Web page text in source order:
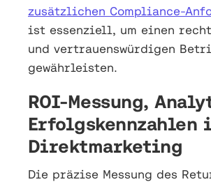
zusätzlichen Compliance-
ist essenziell, um einen
und vertrauenswürdigen
gewährleisten.
ROI-Messung,
Erfolgskennzahlen
Direktmarketing
Die präzise Messung des